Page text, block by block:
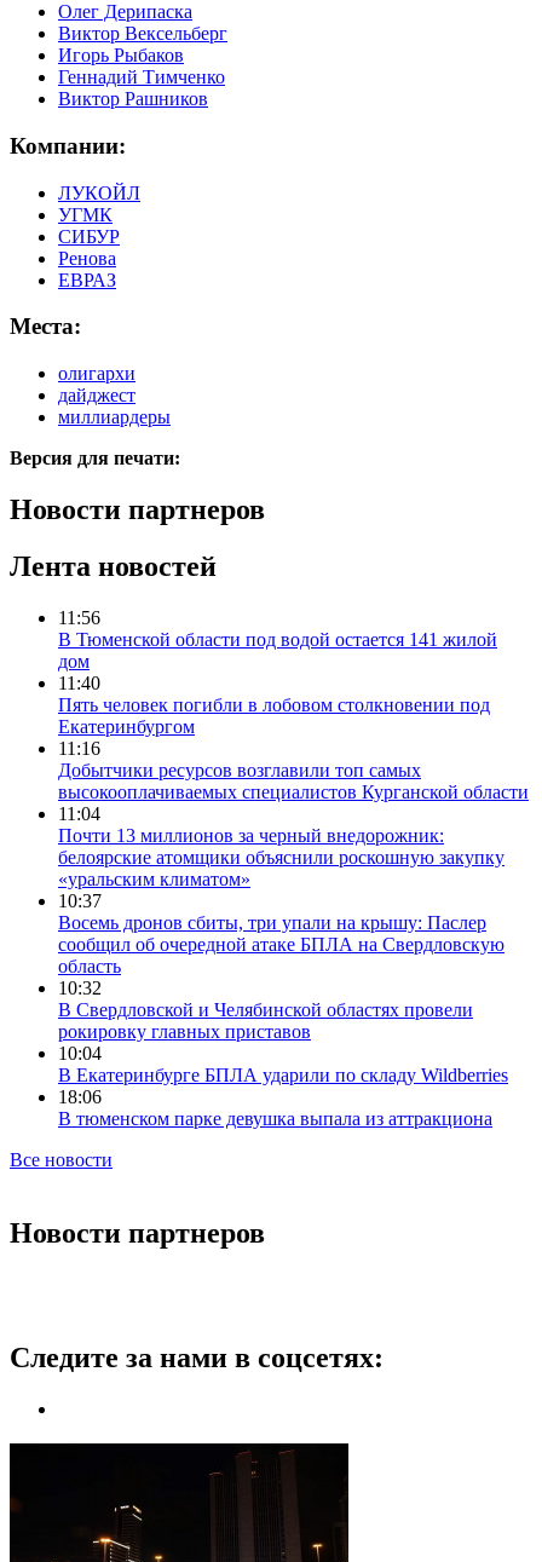
Олег Дерипаска
Виктор Вексельберг
Игорь Рыбаков
Геннадий Тимченко
Виктор Рашников
Компании:
ЛУКОЙЛ
УГМК
СИБУР
Ренова
ЕВРАЗ
Места:
олигархи
дайджест
миллиардеры
Версия для печати:
Новости партнеров
Лента новостей
11:56
В Тюменской области под водой остается 141 жилой
дом
11:40
Пять человек погибли в лобовом столкновении под
Екатеринбургом
11:16
Добытчики ресурсов возглавили топ самых
высокооплачиваемых специалистов Курганской области
11:04
Почти 13 миллионов за черный внедорожник:
белоярские атомщики объяснили роскошную закупку
«уральским климатом»
10:37
Восемь дронов сбиты, три упали на крышу: Паслер
сообщил об очередной атаке БПЛА на Свердловскую
область
10:32
В Свердловской и Челябинской областях провели
рокировку главных приставов
10:04
В Екатеринбурге БПЛА ударили по складу Wildberries
18:06
В тюменском парке девушка выпала из аттракциона
Все новости
Новости партнеров
Следите за нами в соцсетях: